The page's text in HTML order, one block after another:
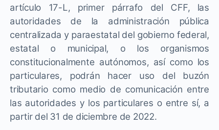
artículo 17-L, primer párrafo del CFF, las
autoridades de la administración pública
centralizada y paraestatal del gobierno federal,
estatal o municipal, o los organismos
constitucionalmente autónomos, así como los
particulares, podrán hacer uso del buzón
tributario como medio de comunicación entre
las autoridades y los particulares o entre sí, a
partir del 31 de diciembre de 2022.